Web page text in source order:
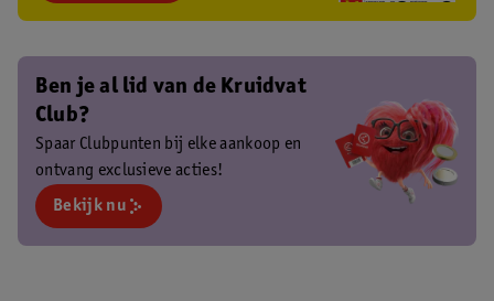
Ben je al lid van de Kruidvat
Club?
Spaar Clubpunten bij elke aankoop en
ontvang exclusieve acties!
Bekijk nu